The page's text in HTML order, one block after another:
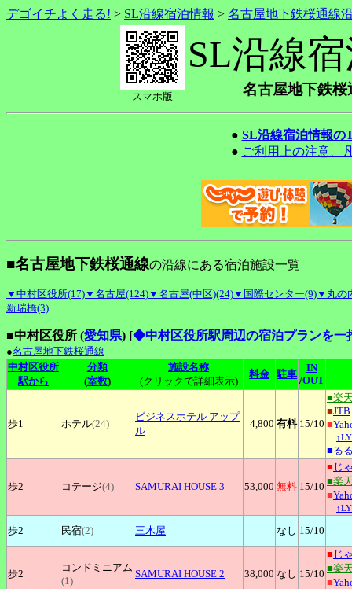
デゴイチよく走る! > SL沿線宿泊情報 > 名古屋地下鉄桜通線
スマホ版
SL沿線
名古屋地下鉄桜
● SL沿線宿泊情報の
● ご利用上の注意、
■名古屋地下鉄桜通線の沿線にある宿泊施設一覧
▼中村区役所(17)▼名古屋(124)▼名古屋(中区)(24)▼国際センター(9)▼丸の
新瑞橋(3)
■中村区役所 (愛知県) [◆中村区役所駅周辺の宿泊プランを一
●名古屋地下鉄桜通線
中村区役所
駅から
分類
(室数)
施設名称
(クリックで詳細表示)
料金 駐車
IN
/OUT
歩1 ホテル(24)
ビジネスホテル アップ
ル
4,800 有料 15/10
■楽
■JTB
■
■る
歩2 コテージ(4) SAMURAI HOUSE 3 53,000 無料 15/10
■ じ
■楽
■
歩2 民宿(2) 三木屋 なし 15/10
歩2
コンドミニアム
(1)
SAMURAI HOUSE 2 38,000 なし 15/10
■ じ
■楽
■